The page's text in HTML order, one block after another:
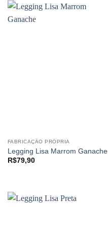
FABRICAÇÃO PRÓPRIA
Legging Lisa Marrom Ganache
R$79,90